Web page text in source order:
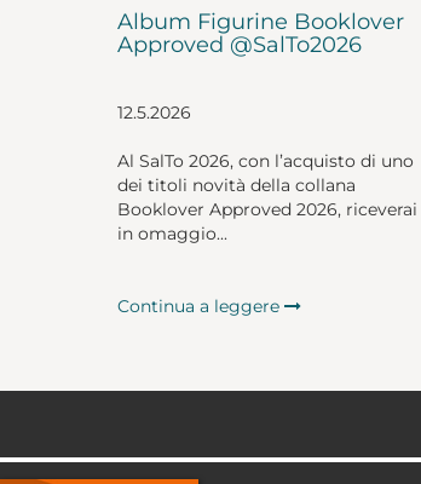
Album Figurine Booklover
Approved @SalTo2026
12.5.2026
Al SalTo 2026, con l’acquisto di uno
dei titoli novità della collana
Booklover Approved 2026, riceverai
in omaggio...
Continua a leggere